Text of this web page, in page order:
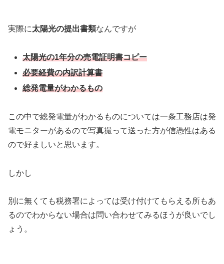
実際に太陽光の提出書類なんですが
太陽光の1年分の売電証明書コピー
必要経費の内訳計算書
総発電量がわかるもの
この中で総発電量がわかるものについては一条工務店は発
電モニターがあるので写真撮って送った方が信憑性はある
ので好ましいと思います。
しかし
別に無くても税務署によっては受け付けてもらえる所もあ
るのでわからない場合は問い合わせてみるほうが良いでし
ょう。